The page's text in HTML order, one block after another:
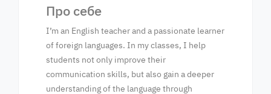
Про себе
I’m an English teacher and a passionate learner
of foreign languages. In my classes, I help
students not only improve their
communication skills, but also gain a deeper
understanding of the language through